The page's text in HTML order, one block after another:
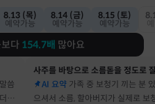
8.13 (목)
예약가능
8.14 (금)
예약가능
8.15 (토)
예약가능
다 154.7배 많아요
씀
신
AI 요약 가족 중 보청기 끼는 분
으셔서 소름, 할아버지가 실제로 보